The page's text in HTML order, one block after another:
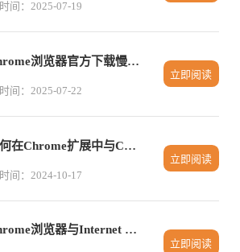
时间：2025-07-19
Chrome浏览器官方下载慢解决小技巧
时间：2025-07-22
立即阅读
如何在Chrome扩展中与Content Script通信
时间：2024-10-17
立即阅读
Chrome浏览器与Internet Explorer的安全性比较
立即阅读